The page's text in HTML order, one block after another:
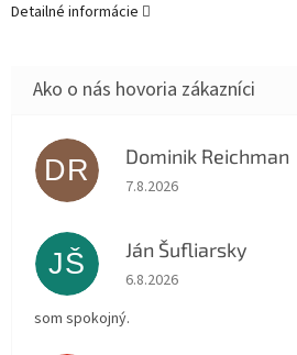
Detailné informácie
DR Dominik Reichman
Hodnotenie obchodu je 5
7.8.2026
JŠ Ján Šufliarsky
Hodnotenie obchodu je 5
6.8.2026
som spokojný.